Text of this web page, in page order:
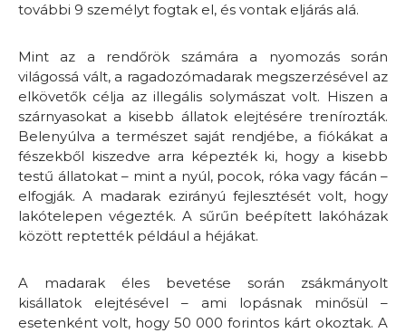
további 9 személyt fogtak el, és vontak eljárás alá.
Mint az a rendőrök számára a nyomozás során
világossá vált, a ragadozómadarak megszerzésével az
elkövetők célja az illegális solymászat volt. Hiszen a
szárnyasokat a kisebb állatok elejtésére trenírozták.
Belenyúlva a természet saját rendjébe, a fiókákat a
fészekből kiszedve arra képezték ki, hogy a kisebb
testű állatokat – mint a nyúl, pocok, róka vagy fácán –
elfogják. A madarak ezirányú fejlesztését volt, hogy
lakótelepen végezték. A sűrűn beépített lakóházak
között reptették például a héjákat.
A madarak éles bevetése során zsákmányolt
kisállatok elejtésével – ami lopásnak minősül –
esetenként volt, hogy 50 000 forintos kárt okoztak. A